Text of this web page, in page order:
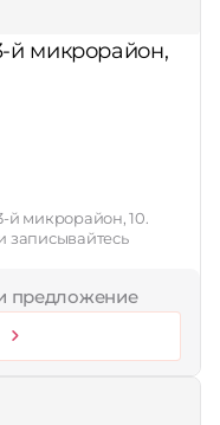
й микрорайон,
й микрорайон, 10.
записывайтесь
предложение